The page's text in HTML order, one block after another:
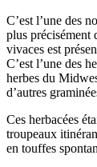
C’est l’une des
plus précisément
vivaces est
C’est l’une des
herbes du
d’autres
Ces herbacées
troupeaux
en touffes